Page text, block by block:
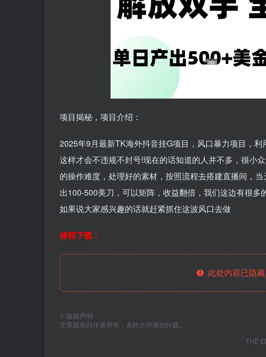
项目揭秘，项目介绍：
2025年9月最新TK海外抖音挂G项目，风口暴力项目，
这样才会不违规不封号!现在的话知道的人并不多，很小
的操作难度，处理好的素材，按照流程去搭建直播间，
出100-500美刀，可以矩阵，收益翻倍，我们这边有很多
如果说大家感兴趣的话就赶紧抓住这波风口去做
课程下载：
此处内容已隐
© 版权声明
文章版权归作者所有，未经允许请勿转载。
THE